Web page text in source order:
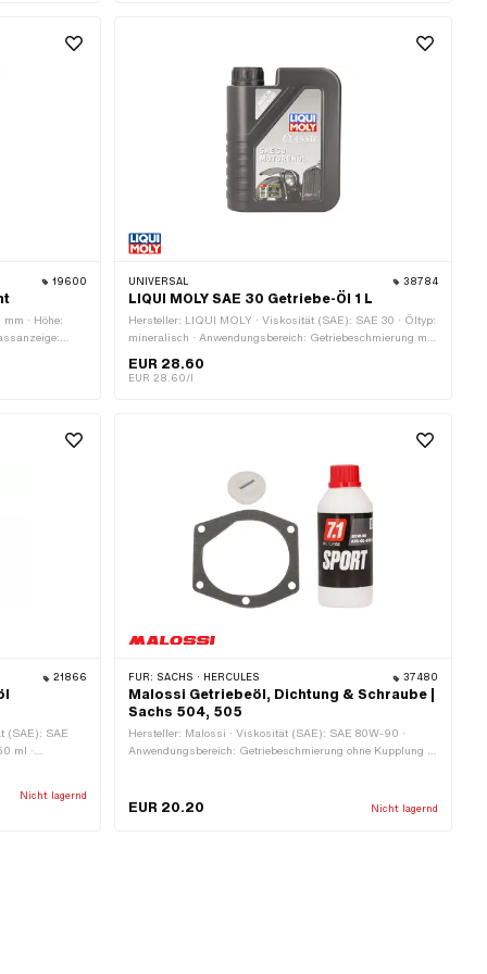
19600
· Höhe:
UNIVERSAL 38784
LIQUI MOLY SAE 30 Getriebe-Öl 1 L
Hersteller: LIQUI MOLY · Viskosität (SAE): SAE 30 · Öltyp:
mineralisch · Anwendungsbereich: Getriebeschmierung mit
Kupplung · Inhalt: 1000 ml · Getriebeart: Handschaltung
EUR 28.60
EUR 28.60/l
21866
(SAE): SAE
ml ·
Nicht lagernd
FÜR: SACHS · HERCULES 37480
Malossi Getriebeöl, Dichtung & Schraube |
Sachs 504, 505
Hersteller: Malossi · Viskosität (SAE): SAE 80W-90 ·
Anwendungsbereich: Getriebeschmierung ohne Kupplung ·
EUR 20.20 Nicht lagernd